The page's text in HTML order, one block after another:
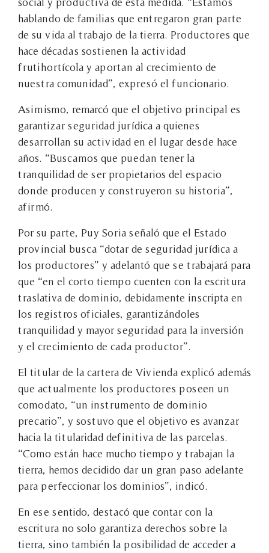
hablando de familias que entregaron gran parte
de su vida al trabajo de la tierra. Productores que
hace décadas sostienen la actividad
frutihortícola y aportan al crecimiento de
nuestra comunidad”, expresó el funcionario.
Asimismo, remarcó que el objetivo principal es
garantizar seguridad jurídica a quienes
desarrollan su actividad en el lugar desde hace
años. “Buscamos que puedan tener la
tranquilidad de ser propietarios del espacio
donde producen y construyeron su historia”,
afirmó.
Por su parte, Puy Soria señaló que el Estado
provincial busca “dotar de seguridad jurídica a
los productores” y adelantó que se trabajará para
que “en el corto tiempo cuenten con la escritura
traslativa de dominio, debidamente inscripta en
los registros oficiales, garantizándoles
tranquilidad y mayor seguridad para la inversión
y el crecimiento de cada productor”.
El titular de la cartera de Vivienda explicó además
que actualmente los productores poseen un
comodato, “un instrumento de dominio
precario”, y sostuvo que el objetivo es avanzar
hacia la titularidad definitiva de las parcelas.
“Como están hace mucho tiempo y trabajan la
tierra, hemos decidido dar un gran paso adelante
para perfeccionar los dominios”, indicó.
En ese sentido, destacó que contar con la
escritura no solo garantiza derechos sobre la
tierra, sino también la posibilidad de acceder a